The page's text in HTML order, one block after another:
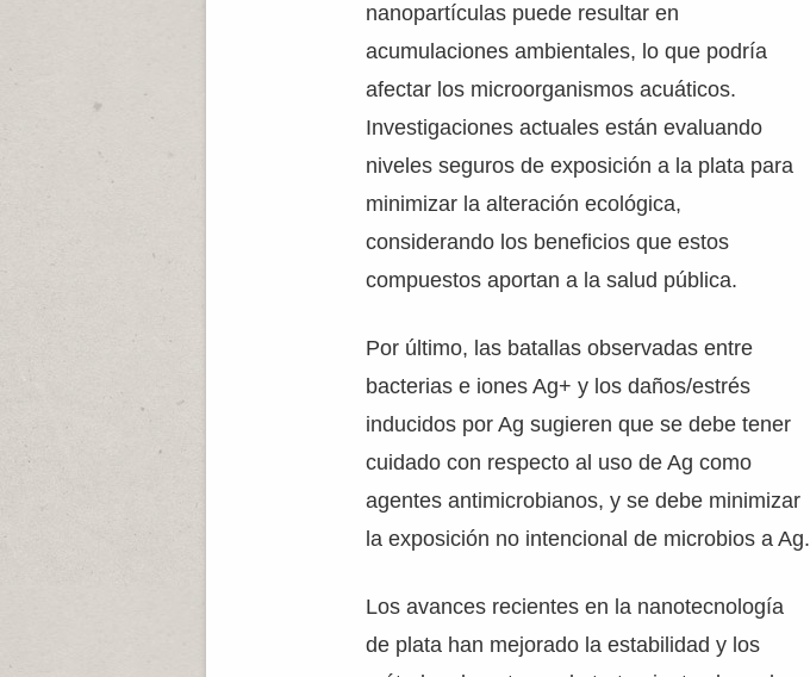
nanopartículas puede resultar en
acumulaciones ambientales, lo que podría
afectar los microorganismos acuáticos.
Investigaciones actuales están evaluando
niveles seguros de exposición a la plata para
minimizar la alteración ecológica,
considerando los beneficios que estos
compuestos aportan a la salud pública.
Por último, las batallas observadas entre
bacterias e iones Ag+ y los daños/estrés
inducidos por Ag sugieren que se debe tener
cuidado con respecto al uso de Ag como
agentes antimicrobianos, y se debe minimizar
la exposición no intencional de microbios a Ag.
Los avances recientes en la nanotecnología
de plata han mejorado la estabilidad y los